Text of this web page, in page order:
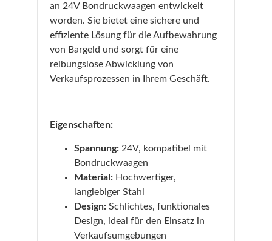
an 24V Bondruckwaagen entwickelt
worden. Sie bietet eine sichere und
effiziente Lösung für die Aufbewahrung
von Bargeld und sorgt für eine
reibungslose Abwicklung von
Verkaufsprozessen in Ihrem Geschäft.
Eigenschaften:
Spannung:24V, kompatibel mit
Bondruckwaagen
Material:Hochwertiger,
langlebiger Stahl
Design:Schlichtes, funktionales
Design, ideal für den Einsatz in
Verkaufsumgebungen